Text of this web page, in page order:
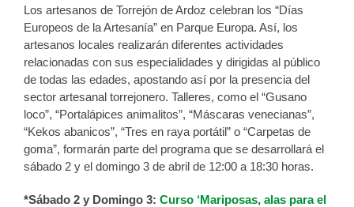
Los artesanos de Torrejón de Ardoz celebran los “Días
Europeos de la Artesanía” en Parque Europa. Así, los
artesanos locales realizarán diferentes actividades
relacionadas con sus especialidades y dirigidas al público
de todas las edades, apostando así por la presencia del
sector artesanal torrejonero. Talleres, como el “Gusano
loco”, “Portalápices animalitos”, “Máscaras venecianas”,
“Kekos abanicos”, “Tres en raya portátil” o “Carpetas de
goma”, formarán parte del programa que se desarrollará el
sábado 2 y el domingo 3 de abril de 12:00 a 18:30 horas.
*Sábado 2 y Domingo 3: Curso ‘Mariposas, alas para el